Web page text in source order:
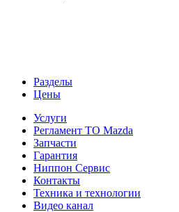
Разделы
Цены
Услуги
Регламент ТО Mazda
Запчасти
Гарантия
Ниппон Сервис
Контакты
Техника и технологии
Видео канал